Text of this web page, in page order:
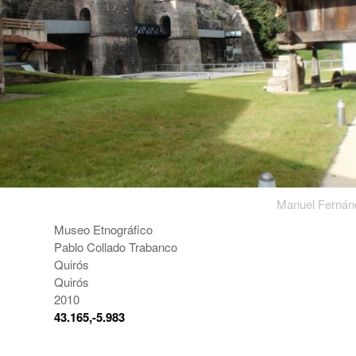
Manuel
Museo Etnográfico
Pablo Collado Trabanco
Quirós
Quirós
2010
43.165,-5.983